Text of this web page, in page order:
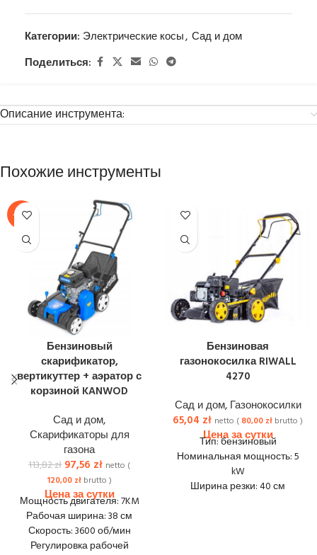
Категории: Электрические косы, Сад и дом
Поделиться:
Описание инструмента:
Похожие инструменты
-14%
Бензиновый
скарификатор,
вертикуттер + аэратор с
корзиной KANWOD
Сад и дом,
Скарификаторы для
газона
113,82zł 97,56 zł netto (
120,00 zł brutto )
Мощность двигателя: 7KM
Рабочая ширина: 38 см
Скорость: 3600 об/мин
Регулировка рабочей
Бензиновая
газонокосилка RIWALL
4270
Сад и дом, Газонокосилки
65,04 zł netto ( 80,00 zł brutto )
Тип: бензиновый
Номинальная мощность: 5
kW
Ширина резки: 40 см